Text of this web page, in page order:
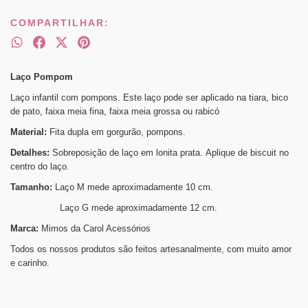
COMPARTILHAR:
Laço Pompom
Laço infantil com pompons. Este laço pode ser aplicado na tiara, bico
de pato, faixa meia fina, faixa meia grossa ou rabicó
Material: Fita dupla em gorgurão, pompons.
Detalhes: Sobreposição de laço em lonita prata. Aplique de biscuit no
centro do laço.
Tamanho: Laço M mede aproximadamente 10 cm.
Laço G mede aproximadamente 12 cm.
Marca: Mimos da Carol Acessórios
Todos os nossos produtos são feitos artesanalmente, com muito amor
e carinho.